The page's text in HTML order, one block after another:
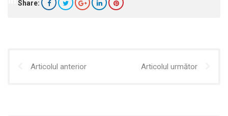
Share:
Articolul anterior Articolul următor